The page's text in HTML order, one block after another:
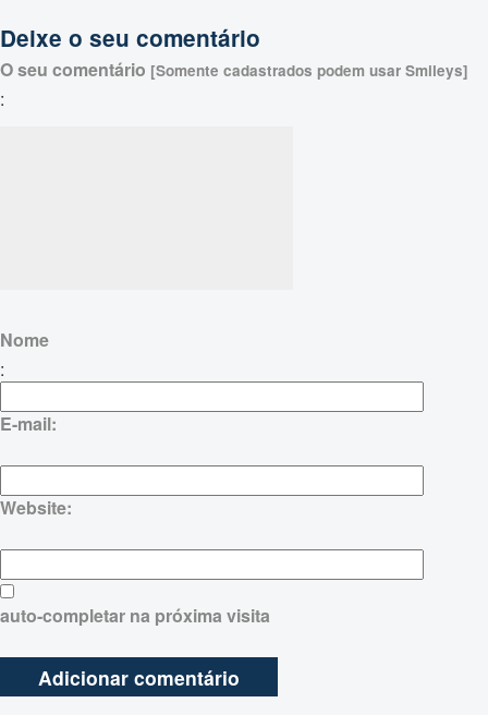
Deixe o seu comentário
O seu comentário [Somente cadastrados podem usar Smileys]
:
Nome
:
E-mail:
Website:
auto-completar na próxima visita